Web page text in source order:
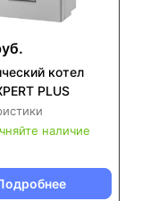
котел
PLUS
наличие